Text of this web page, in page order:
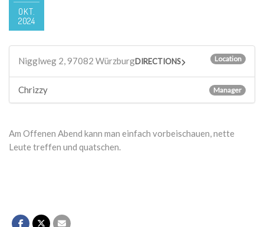
OKT.
2024
Nigglweg 2, 97082 Würzburg Location
DIRECTIONS
Chrizzy Manager
Am Offenen Abend kann man einfach vorbeischauen, nette
Leute treffen und quatschen.